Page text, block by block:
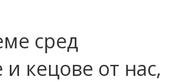
сред
кецове от нас,